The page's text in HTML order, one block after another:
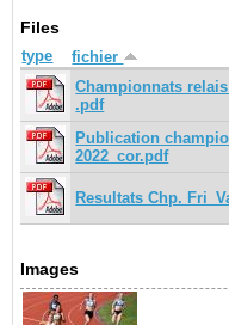
Créer un nouveau compte
Demander un nouveau mot
Files
type fichier
Championnats
.pdf
Publication
2022_cor.pdf
Resultats Chp.
Images